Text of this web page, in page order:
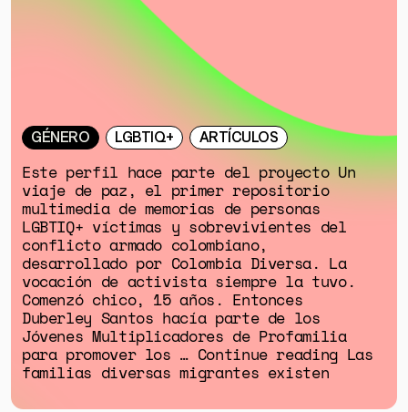
GÉNERO LGBTIQ+ ARTÍCULOS
Este perfil hace parte del proyecto Un
viaje de paz, el primer repositorio
multimedia de memorias de personas
LGBTIQ+ víctimas y sobrevivientes del
conflicto armado colombiano,
desarrollado por Colombia Diversa. La
vocación de activista siempre la tuvo.
Comenzó chico, 15 años. Entonces
Duberley Santos hacía parte de los
Jóvenes Multiplicadores de Profamilia
para promover los … Continue reading Las
familias diversas migrantes existen